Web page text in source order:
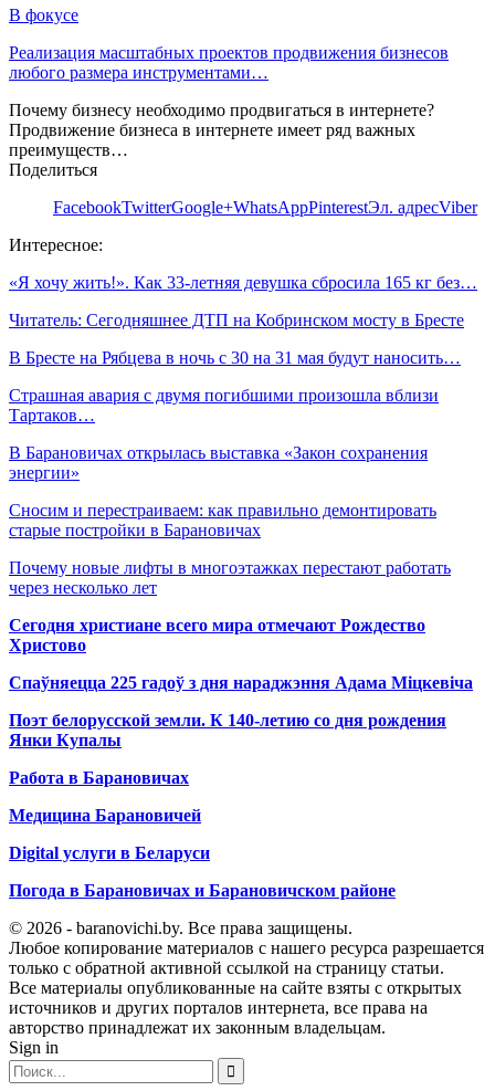
В фокусе
Реализация масштабных проектов продвижения бизнесов
любого размера инструментами…
Почему бизнесу необходимо продвигаться в интернете?
Продвижение бизнеса в интернете имеет ряд важных
преимуществ…
Поделиться
FacebookTwitterGoogle+WhatsAppPinterestЭл. адресViber
Интересное:
«Я хочу жить!». Как 33-летняя девушка сбросила 165 кг без…
Читатель: Сегодняшнее ДТП на Кобринском мосту в Бресте
В Бресте на Рябцева в ночь с 30 на 31 мая будут наносить…
Страшная авария с двумя погибшими произошла вблизи
Тартаков…
В Барановичах открылась выставка «Закон сохранения
энергии»
Сносим и перестраиваем: как правильно демонтировать
старые постройки в Барановичах
Почему новые лифты в многоэтажках перестают работать
через несколько лет
Сегодня христиане всего мира отмечают Рождество
Христово
Спаўняецца 225 гадоў з дня нараджэння Адама Міцкевіча
Поэт белорусской земли. К 140-летию со дня рождения
Янки Купалы
Работа в Барановичах
Медицина Барановичей
Digital услуги в Беларуси
Погода в Барановичах и Барановичском районе
© 2026 - baranovichi.by. Все права защищены.
Любое копирование материалов с нашего ресурса разрешается
только с обратной активной ссылкой на страницу статьи.
Все материалы опубликованные на сайте взяты с открытых
источников и других порталов интернета, все права на
авторство принадлежат их законным владельцам.
Sign in